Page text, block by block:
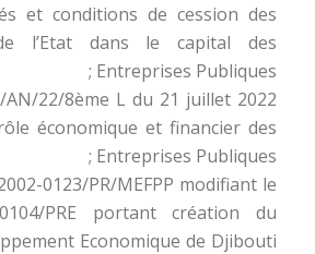
et conditions de cession des
l’Etat dans le capital des
Entreprises Publiques ;
AN/22/8ème L du 21 juillet 2022
économique et financier des
Entreprises Publiques ;
0123/PR/MEFPP modifiant le
PRE portant création du
Economique de Djibouti